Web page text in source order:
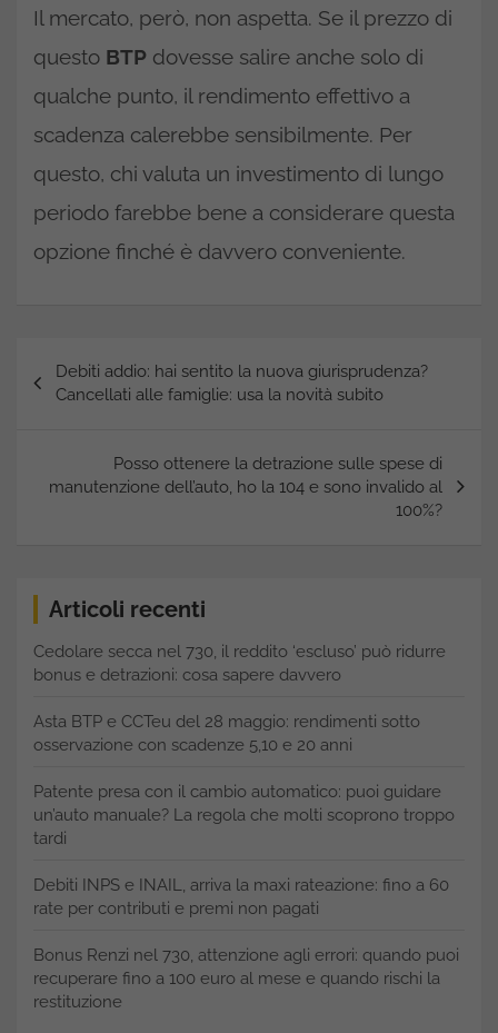
Il mercato, però, non aspetta. Se il prezzo di
questo BTP dovesse salire anche solo di
qualche punto, il rendimento effettivo a
scadenza calerebbe sensibilmente. Per
questo, chi valuta un investimento di lungo
periodo farebbe bene a considerare questa
opzione finché è davvero conveniente.
articoli
Debiti addio: hai sentito la nuova giurisprudenza?
Cancellati alle famiglie: usa la novità subito
Posso ottenere la detrazione sulle spese di
manutenzione dell’auto, ho la 104 e sono invalido al
100%?
Articoli recenti
Cedolare secca nel 730, il reddito ‘escluso’ può ridurre
bonus e detrazioni: cosa sapere davvero
Asta BTP e CCTeu del 28 maggio: rendimenti sotto
osservazione con scadenze 5,10 e 20 anni
Patente presa con il cambio automatico: puoi guidare
un’auto manuale? La regola che molti scoprono troppo
tardi
Debiti INPS e INAIL, arriva la maxi rateazione: fino a 60
rate per contributi e premi non pagati
Bonus Renzi nel 730, attenzione agli errori: quando puoi
recuperare fino a 100 euro al mese e quando rischi la
restituzione